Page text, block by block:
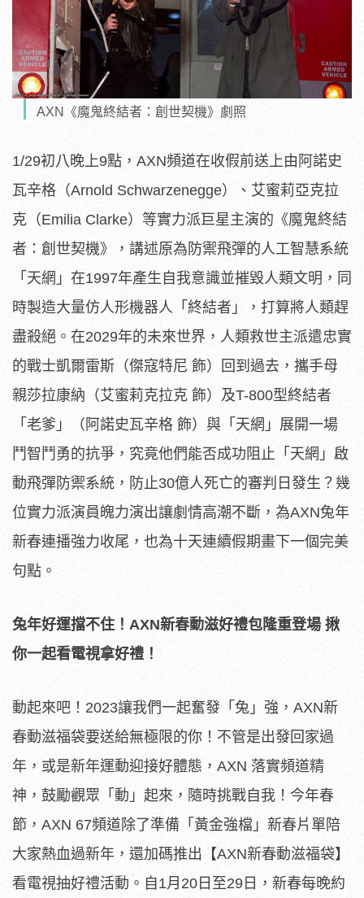
AXN《魔鬼終結者：創世契機》劇照
1/29初八晚上9點，AXN頻道在收假前送上由阿諾史
瓦辛格（Arnold Schwarzenegge）、艾蜜莉亞克拉
克（Emilia Clarke）等實力派巨星主演的《魔鬼終結
者：創世契機》，講述原為防禦飛彈的人工智慧系統
「天網」在1997年產生自我意識並摧毀人類文明，同
時製造大量仿人形機器人「終結者」，打算將人類趕
盡殺絕。在2029年的未來世界，人類救世主派遣忠實
的戰士凱爾雷斯（傑寇特尼 飾）回到過去，攜手母
親莎拉康納（艾蜜莉克拉克 飾）及T-800型終結者
「老爹」（阿諾史瓦辛格 飾）與「天網」展開一場
鬥智鬥勇的抗爭，究竟他們能否成功阻止「天網」啟
動飛彈防禦系統，防止30億人死亡的審判日發生？幾
位實力派演員魄力演出讓劇情高潮不斷，為AXN兔年
新春連播強力收尾，也為十天連續假期畫下一個完美
句點。
兔年好運擋不住！ AXN新春動滋好禮包隆重登場 揪
你一起看電視拿好禮！
動起來吧！2023讓我們一起奮發「兔」強，AXN新
春動滋福袋要送給無極限的你！不管是出發回家過
年，或是新年運動迎接好體態，AXN 落實頻道精
神，鼓勵觀眾「動」起來，隨時挑戰自我！今年春
節，AXN 67頻道除了準備「黃金強檔」新春片單陪
大家熱血過新年，還加碼推出【AXN新春動滋福袋】
看電視抽好禮活動。自1月20日至29日，新春每晚約